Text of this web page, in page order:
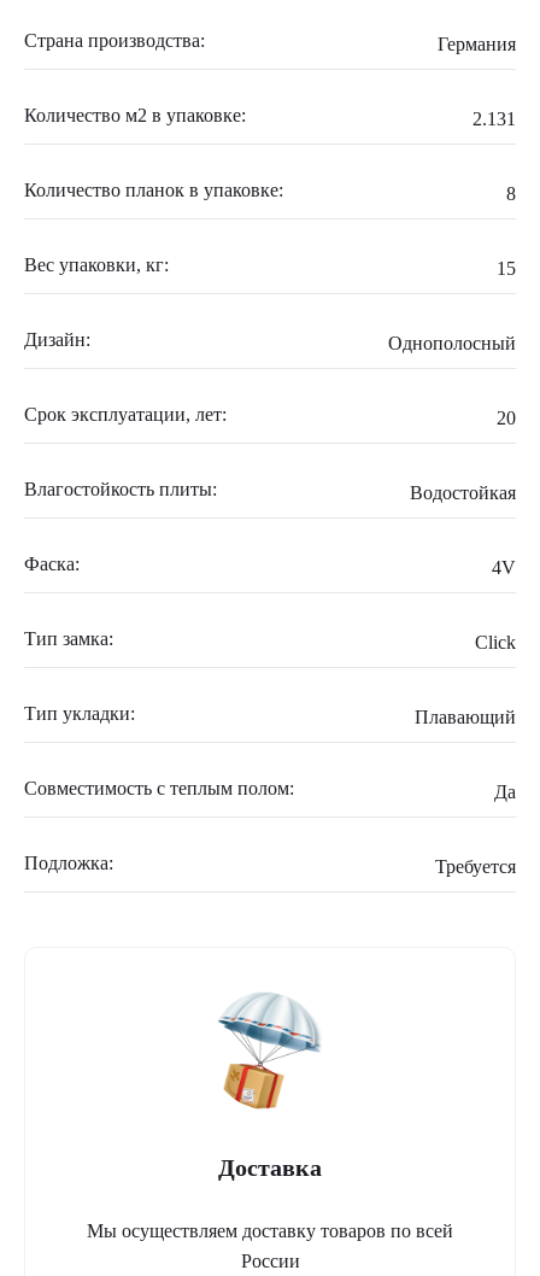
Страна производства: Германия
Количество м2 в упаковке: 2.131
Количество планок в упаковке: 8
Вес упаковки, кг: 15
Дизайн: Однополосный
Срок эксплуатации, лет: 20
Влагостойкость плиты: Водостойкая
Фаска: 4V
Тип замка: Click
Тип укладки: Плавающий
Совместимость с теплым полом: Да
Подложка: Требуется
Доставка
Мы осуществляем доставку товаров по всей
России